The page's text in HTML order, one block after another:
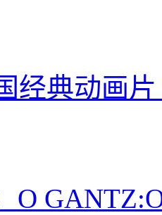
经典动画
O